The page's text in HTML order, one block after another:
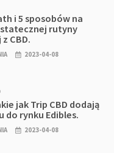
i 5 sposobów na
rutyny
CBD.
2023-04-08
jak Trip CBD dodają
do rynku Edibles.
2023-04-08